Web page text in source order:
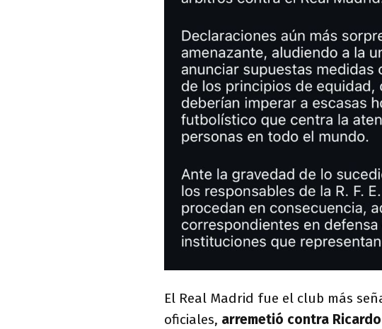
El Real Madrid fue el club más
oficiales, arremetió contra